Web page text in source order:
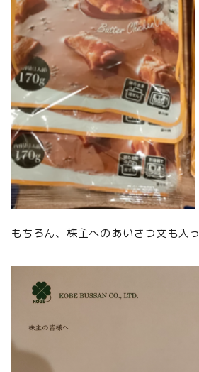
もちろん、株主へのあいさつ文も入っ